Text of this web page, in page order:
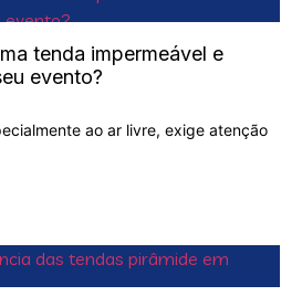
tenda impermeável e
evento?
ao ar livre, exige atenção